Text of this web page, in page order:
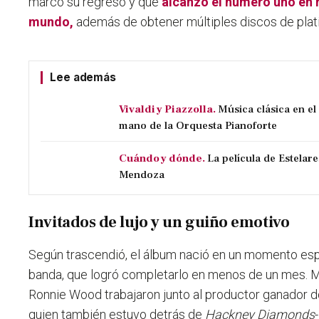
mundo, además de obtener múltiples discos de
Lee además
Vivaldi y Piazzolla. Música clásica en
mano de la Orquesta Pianoforte
Cuándo y dónde. La película de
Mendoza
Invitados de lujo y un guiño emotivo
Según trascendió, el álbum nació en un momento
banda, que logró completarlo en menos de un mes .
Ronnie Wood trabajaron junto al productor ganador
quien también estuvo detrás de Hackney Diamonds